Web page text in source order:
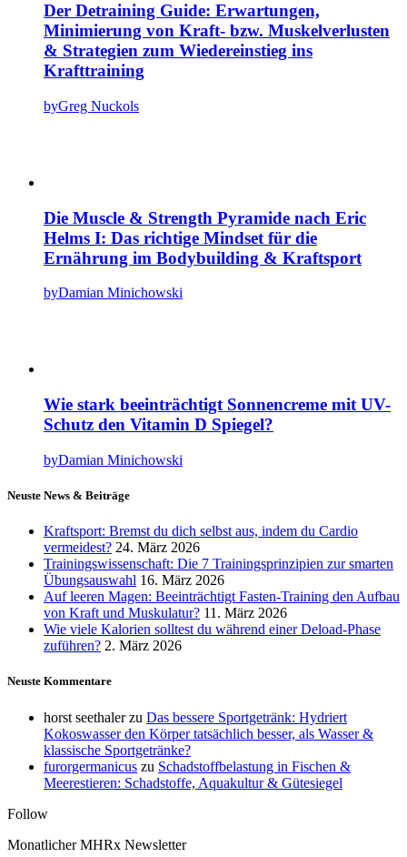
Der Detraining Guide: Erwartungen,
Minimierung von Kraft- bzw. Muskelverlusten
& Strategien zum Wiedereinstieg ins
Krafttraining
byGreg Nuckols
Die Muscle & Strength Pyramide nach Eric
Helms I: Das richtige Mindset für die
Ernährung im Bodybuilding & Kraftsport
byDamian Minichowski
Wie stark beeinträchtigt Sonnencreme mit UV-
Schutz den Vitamin D Spiegel?
byDamian Minichowski
Neuste News & Beiträge
Kraftsport: Bremst du dich selbst aus, indem du Cardio
vermeidest? 24. März 2026
Trainingswissenschaft: Die 7 Trainingsprinzipien zur smarten
Übungsauswahl 16. März 2026
Auf leeren Magen: Beeinträchtigt Fasten-Training den Aufbau
von Kraft und Muskulatur? 11. März 2026
Wie viele Kalorien solltest du während einer Deload-Phase
zuführen? 2. März 2026
Neuste Kommentare
horst seethalerzu Das bessere Sportgetränk: Hydriert
Kokoswasser den Körper tatsächlich besser, als Wasser &
klassische Sportgetränke?
furorgermanicus zu Schadstoffbelastung in Fischen &
Meerestieren: Schadstoffe, Aquakultur & Gütesiegel
Follow
Monatlicher MHRx Newsletter